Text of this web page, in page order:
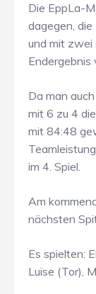
Die EppLa-
dagegen,
und mit zwei
Endergebnis
Da man
mit 6 zu 4
mit 84:48
im 4. Spiel.
Am
nächsten
Es spielten:
Luise (Tor),